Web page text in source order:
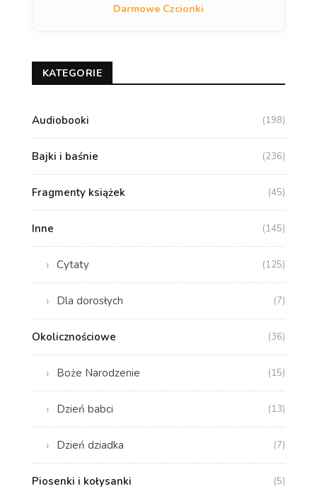
Darmowe Czcionki
KATEGORIE
Audiobooki (198)
Bajki i baśnie (236)
Fragmenty książek (45)
Inne (145)
Cytaty (125)
Dla dorosłych (7)
Okolicznościowe (36)
Boże Narodzenie (15)
Dzień babci (13)
Dzień dziadka (7)
Piosenki i kołysanki (5)